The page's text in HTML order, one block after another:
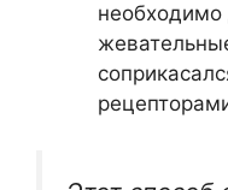
необходимо